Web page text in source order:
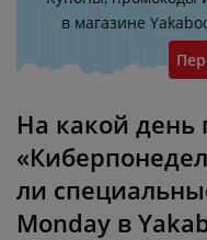
в магазине
На какой день
ли
Monday в